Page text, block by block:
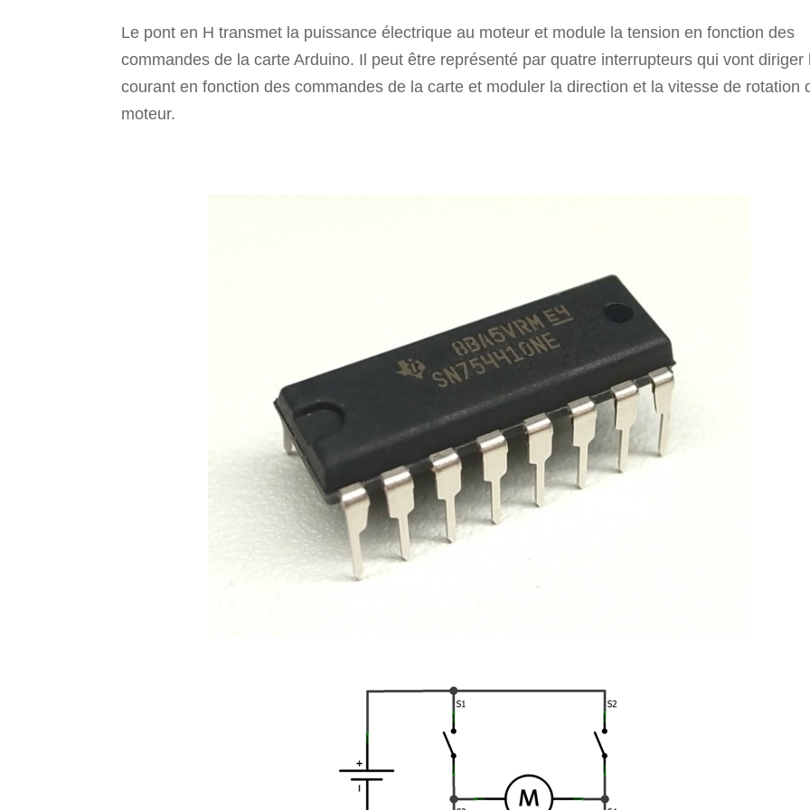
Le pont en H transmet la puissance électrique au moteur et module la tension en fonction des
commandes de la carte Arduino. Il peut être représenté par quatre interrupteurs qui vont diriger
courant en fonction des commandes de la carte et moduler la direction et la vitesse de rotation
moteur.